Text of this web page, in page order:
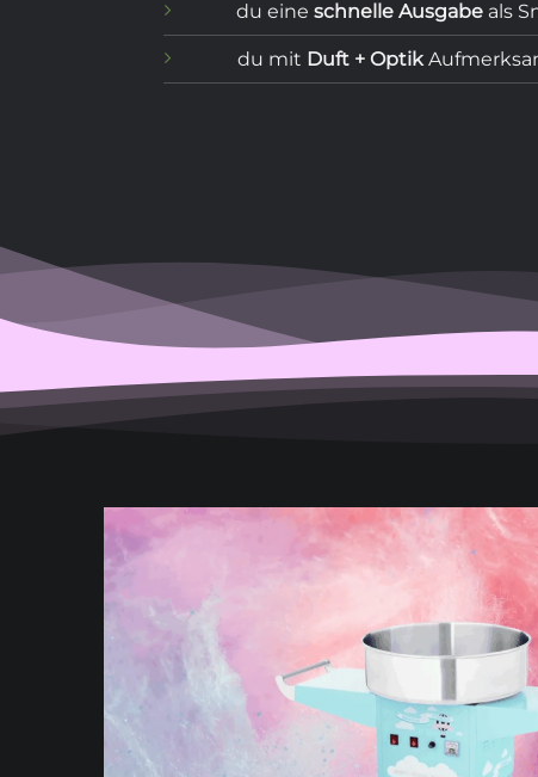
du eine schnelle Ausgabeals
du mit Duft + Optik